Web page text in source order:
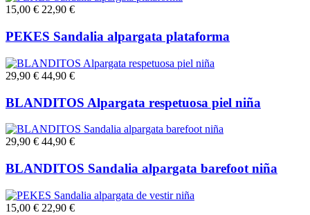
15,00 € 22,90 €
PEKES Sandalia alpargata plataforma
29,90 € 44,90 €
BLANDITOS Alpargata respetuosa piel niña
29,90 € 44,90 €
BLANDITOS Sandalia alpargata barefoot niña
15,00 € 22,90 €